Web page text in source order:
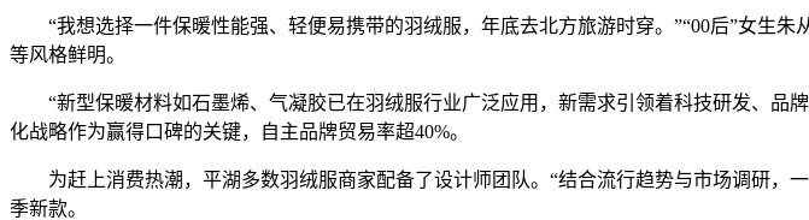
“我想选择一件保暖性能强、轻便易携带的羽绒服，年底去北方旅游时穿。”“00后”女生朱
等风格鲜明。
“新型保暖材料如石墨烯、气凝胶已在羽绒服行业广泛应用，新需求引领着科技研发、品
化战略作为赢得口碑的关键，自主品牌贸易率超40%。
为赶上消费热潮，平湖多数羽绒服商家配备了设计师团队。“结合流行趋势与市场调研，
季新款。